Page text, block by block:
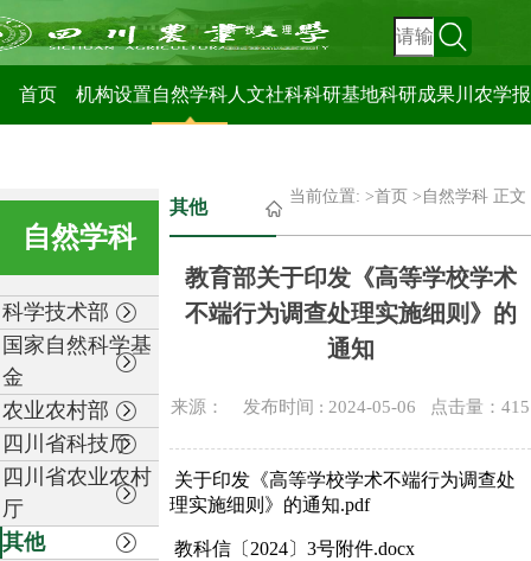
科技管理处
首页 机构设置自然学科人文社科科研基地科研成果川农学报
自然学科
科学技术部
国家自然科学基
金
农业农村部
四川省科技厅
四川省农业农村
厅
其他
其他
当前位置: >首页 > 自然学科 正文
教育部关于印发《高等学校学术
不端行为调查处理实施细则》的
通知
来源： 发布时间 : 2024-05-06 点击量：415
关于印发《高等学校学术不端行为调查处
理实施细则》的通知.pdf
教科信〔2024〕3号附件.docx